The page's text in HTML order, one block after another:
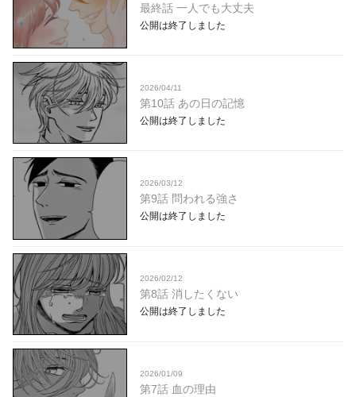
最終話 一人でも大丈夫
公開は終了しました
2026/04/11
第10話 あの日の記憶
公開は終了しました
2026/03/12
第9話 問われる強さ
公開は終了しました
2026/02/12
第8話 消したくない
公開は終了しました
2026/01/09
第7話 血の理由